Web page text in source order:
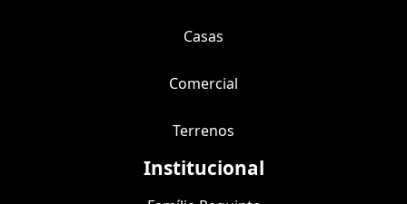
Casas
Comercial
Terrenos
Institucional